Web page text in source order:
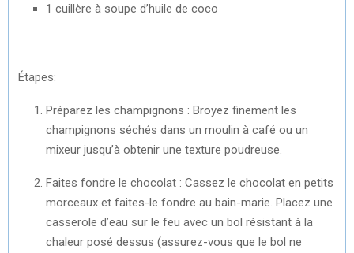
1 cuillère à soupe d’huile de coco
Étapes:
Préparez les champignons : Broyez finement les
champignons séchés dans un moulin à café ou un
mixeur jusqu’à obtenir une texture poudreuse.
Faites fondre le chocolat : Cassez le chocolat en petits
morceaux et faites-le fondre au bain-marie. Placez une
casserole d’eau sur le feu avec un bol résistant à la
chaleur posé dessus (assurez-vous que le bol ne